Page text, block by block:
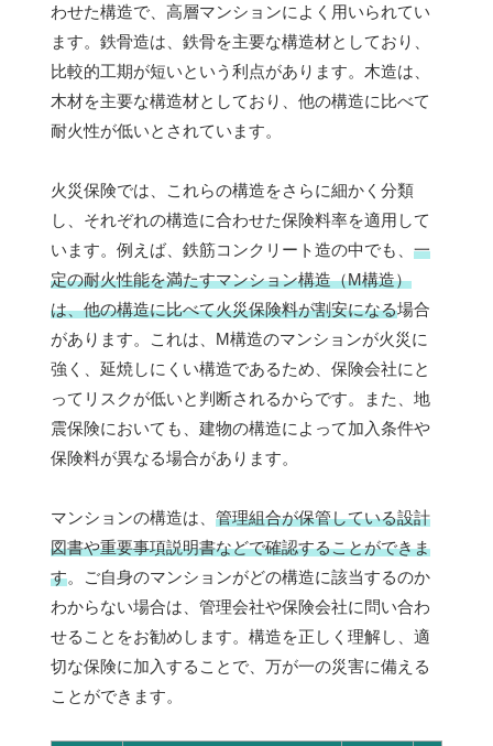
わせた構造で、高層マンションによく用いられてい
ます。鉄骨造は、鉄骨を主要な構造材としており、
比較的工期が短いという利点があります。木造は、
木材を主要な構造材としており、他の構造に比べて
耐火性が低いとされています。
火災保険では、これらの構造をさらに細かく分類
し、それぞれの構造に合わせた保険料率を適用して
います。例えば、鉄筋コンクリート造の中でも、 一
定の耐火性能を満たすマンション構造（M構造）
は、他の構造に比べて火災保険料が割安になる場合
があります。これは、M構造のマンションが火災に
強く、延焼しにくい構造であるため、保険会社にと
ってリスクが低いと判断されるからです。また、地
震保険においても、建物の構造によって加入条件や
保険料が異なる場合があります。
マンションの構造は、 管理組合が保管している設計
図書や重要事項説明書などで確認することができま
す。ご自身のマンションがどの構造に該当するのか
わからない場合は、管理会社や保険会社に問い合わ
せることをお勧めします。構造を正しく理解し、適
切な保険に加入することで、万が一の災害に備える
ことができます。